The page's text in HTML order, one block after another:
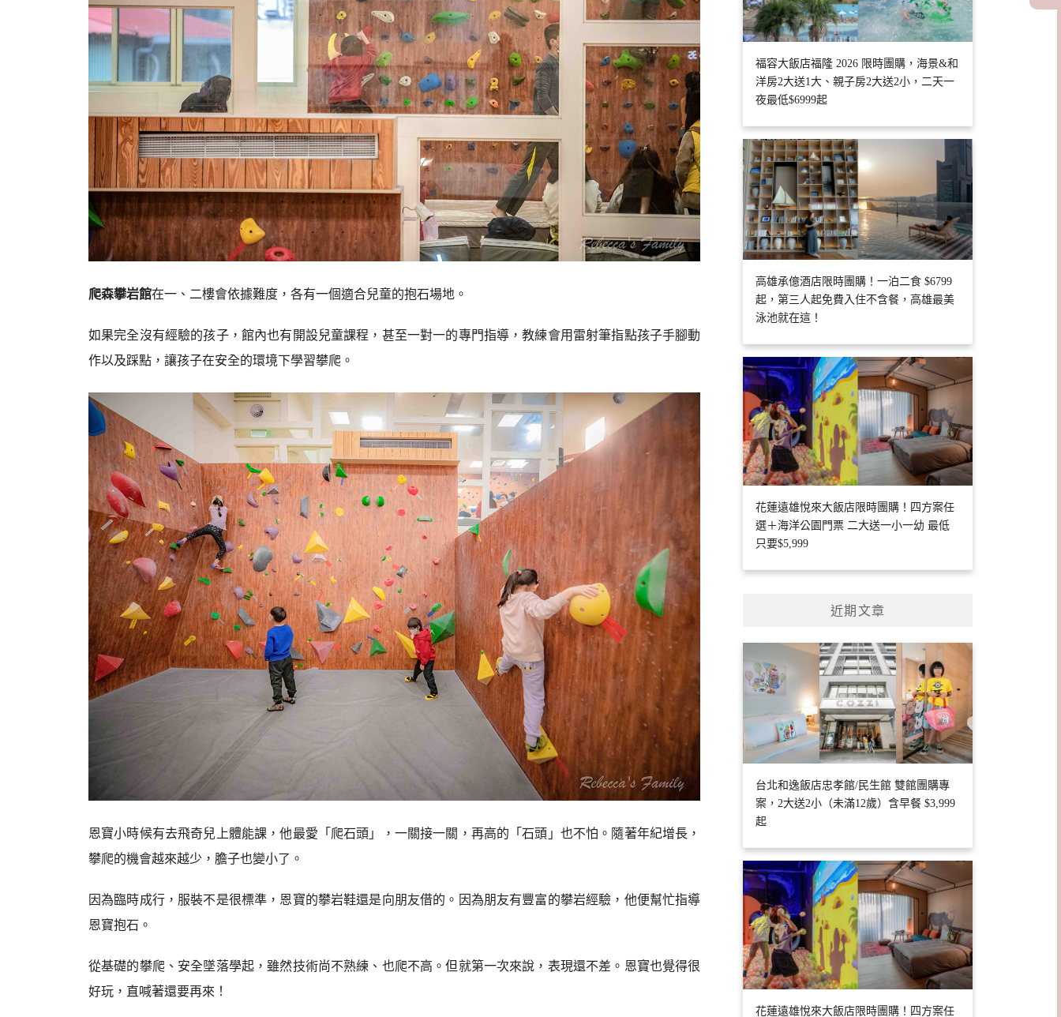
爬森攀岩館在一、二樓會依據難度，各有一個適合兒童的抱石場地。
如果完全沒有經驗的孩子，館內也有開設兒童課程，甚至一對一的專門指導，教練會用雷射筆指點孩子手腳動
作以及踩點，讓孩子在安全的環境下學習攀爬。
恩寶小時候有去飛奇兒上體能課，他最愛「爬石頭」，一關接一關，再高的「石頭」也不怕。隨著年紀增長，
攀爬的機會越來越少，膽子也變小了。
因為臨時成行，服裝不是很標準，恩寶的攀岩鞋還是向朋友借的。因為朋友有豐富的攀岩經驗，他便幫忙指導
恩寶抱石。
從基礎的攀爬、安全墜落學起，雖然技術尚不熟練、也爬不高。但就第一次來說，表現還不差。恩寶也覺得很
好玩，直喊著還要再來！
福容大飯店福隆 2026 限時團購，海景&和
洋房2大送1大、親子房2大送2小，二天一
夜最低$6999起
高雄承億酒店限時團購！一泊二食 $6799
起，第三人起免費入住不含餐，高雄最美
泳池就在這！
花蓮遠雄悅來大飯店限時團購！四方案任
選＋海洋公園門票 二大送一小一幼 最低
只要$5,999
近期文章
台北和逸飯店忠孝館/民生館 雙館團購專
案，2大送2小（未滿12歲）含早餐 $3,999
起
花蓮遠雄悅來大飯店限時團購！四方案任